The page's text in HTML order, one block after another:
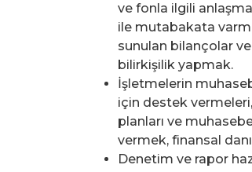
ve fonla ilgili
ile mutabakata
sunulan bilançolar
bilirkişilik yapmak.
İşletmelerin
için destek vermeleri,
planları ve
vermek, finansal
Denetim ve rapor